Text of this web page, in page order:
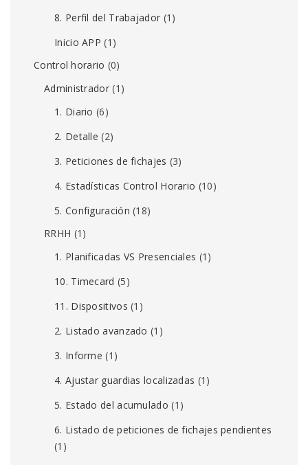
8. Perfil del Trabajador (1)
Inicio APP (1)
Control horario (0)
Administrador(1)
1. Diario (6)
2. Detalle (2)
3. Peticiones de fichajes (3)
4. Estadísticas Control Horario (10)
5. Configuración (18)
RRHH (1)
1. Planificadas VS Presenciales (1)
10. Timecard (5)
11. Dispositivos (1)
2. Listado avanzado (1)
3. Informe (1)
4. Ajustar guardias localizadas (1)
5. Estado del acumulado (1)
6. Listado de peticiones de fichajes pendientes
(1)